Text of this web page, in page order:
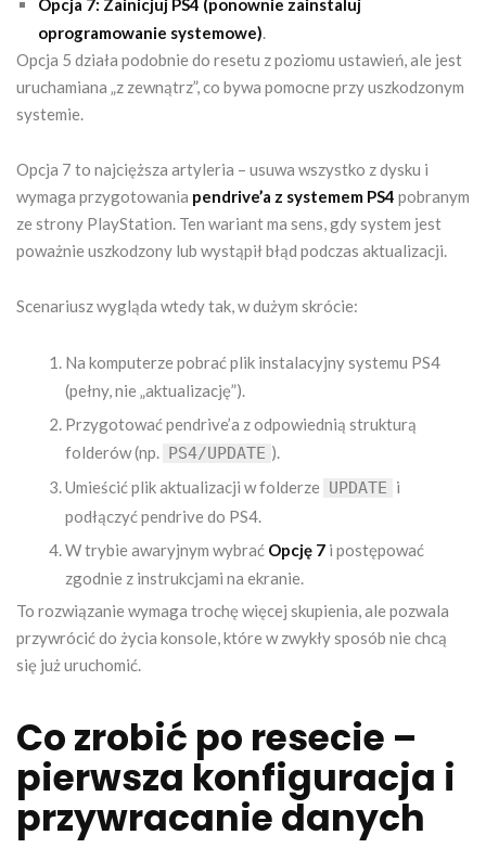
oprogramowanie systemowe)
Opcja 5 działa podobnie do resetu z poziomu ustawień, ale jest
uruchamiana „z zewnątrz”, co bywa pomocne przy uszkodzonym
systemie.
Opcja 7 to najcięższa artyleria – usuwa wszystko z dysku i
wymaga przygotowania pendrive’a z systemem PS4 pobranym
ze strony PlayStation. Ten wariant ma sens, gdy system jest
poważnie uszkodzony lub wystąpił błąd podczas aktualizacji.
Scenariusz wygląda wtedy tak, w dużym skrócie:
Na komputerze pobrać plik instalacyjny systemu PS4
(pełny, nie „aktualizację”).
Przygotować pendrive’a z odpowiednią strukturą
folderów (np.
PS4/UPDATE ).
Umieścić plik aktualizacji w folderze UPDATE i
podłączyć pendrive do PS4.
W trybie awaryjnym wybrać Opcję 7 i postępować
zgodnie z instrukcjami na ekranie.
To rozwiązanie wymaga trochę więcej skupienia, ale pozwala
przywrócić do życia konsole, które w zwykły sposób nie chcą
się już uruchomić.
Co zrobić po resecie –
pierwsza konfiguracja i
przywracanie danych